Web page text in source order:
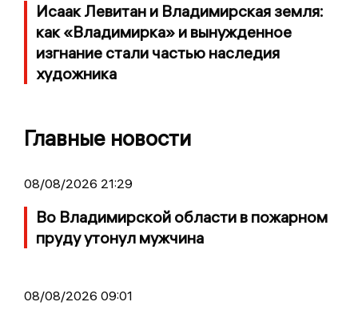
Исаак Левитан и Владимирская земля:
как «Владимирка» и вынужденное
изгнание стали частью наследия
художника
Главные новости
08/08/2026 21:29
Во Владимирской области в пожарном
пруду утонул мужчина
08/08/2026 09:01